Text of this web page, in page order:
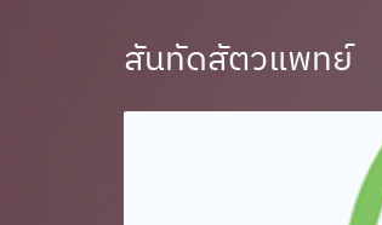
สันทัดสัตวแพทย์